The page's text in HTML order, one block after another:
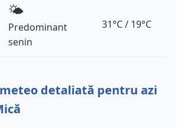
🌤️
Predominant
senin
31°C / 19°C
detaliată pentru azi